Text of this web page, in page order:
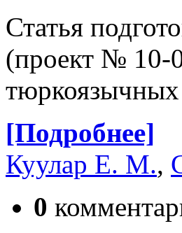
Статья
(проект № 10-
[Подробнее]
Куулар Е. М.,
0